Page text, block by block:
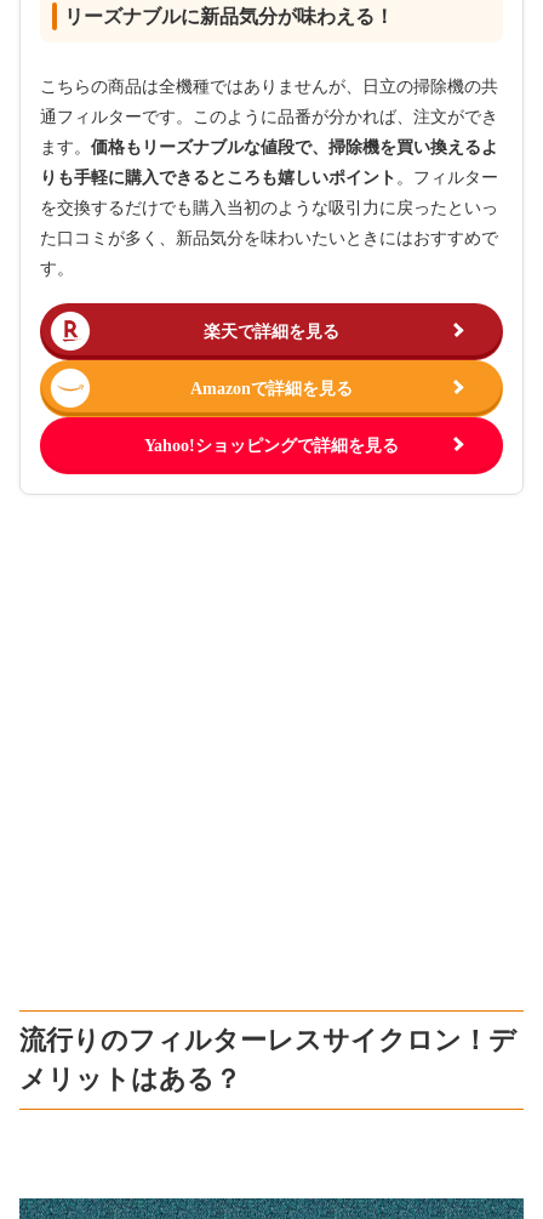
リーズナブルに新品気分が味わえる！
こちらの商品は全機種ではありませんが、日立の掃除機の共
通フィルターです。このように品番が分かれば、注文ができ
ます。 価格もリーズナブルな値段で、掃除機を買い換えるよ
りも手軽に購入できるところも嬉しいポイント 。フィルター
を交換するだけでも購入当初のような吸引力に戻ったといっ
た口コミが多く、新品気分を味わいたいときにはおすすめで
す。
楽天で詳細を見る
Amazonで詳細を見る
Yahoo!ショッピングで詳細を見る
流行りのフィルターレスサイクロン！デ
メリットはある？